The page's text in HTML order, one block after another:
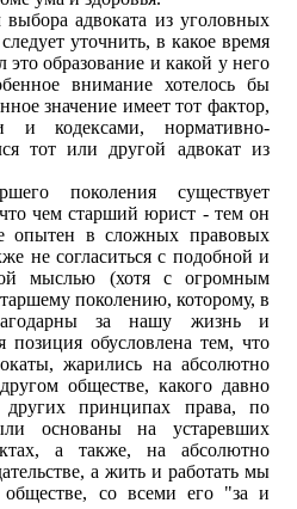
адвоката из уголовных
уточнить, в какое время
образование и какой у него
внимание хотелось бы
значение имеет тот фактор,
и кодексами, нормативно-
тот или другой адвокат из
поколения существует
чем старший юрист - тем он
опытен в сложных правовых
не согласиться с подобной и
мыслью (хотя с огромным
поколению, которому, в
за нашу жизнь и
позиция обусловлена тем, что
жарились на абсолютно
обществе, какого давно
принципах права, по
основаны на устаревших
а также, на абсолютно
а жить и работать мы
со всеми его "за и